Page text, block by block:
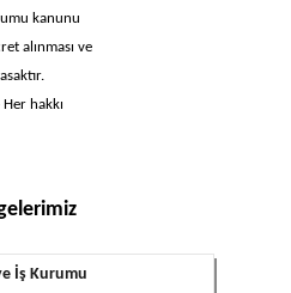
kanunu
alınması ve
hakkı
İş Kurumu